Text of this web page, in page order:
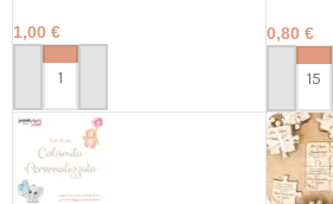
1,00 €
PERSONALIZZA
0,80 €